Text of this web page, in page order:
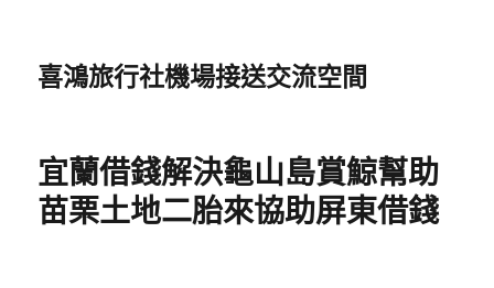
喜鴻旅行社機場接送交流空間
宜蘭借錢解決龜山島賞鯨幫助
苗栗土地二胎來協助屏東借錢